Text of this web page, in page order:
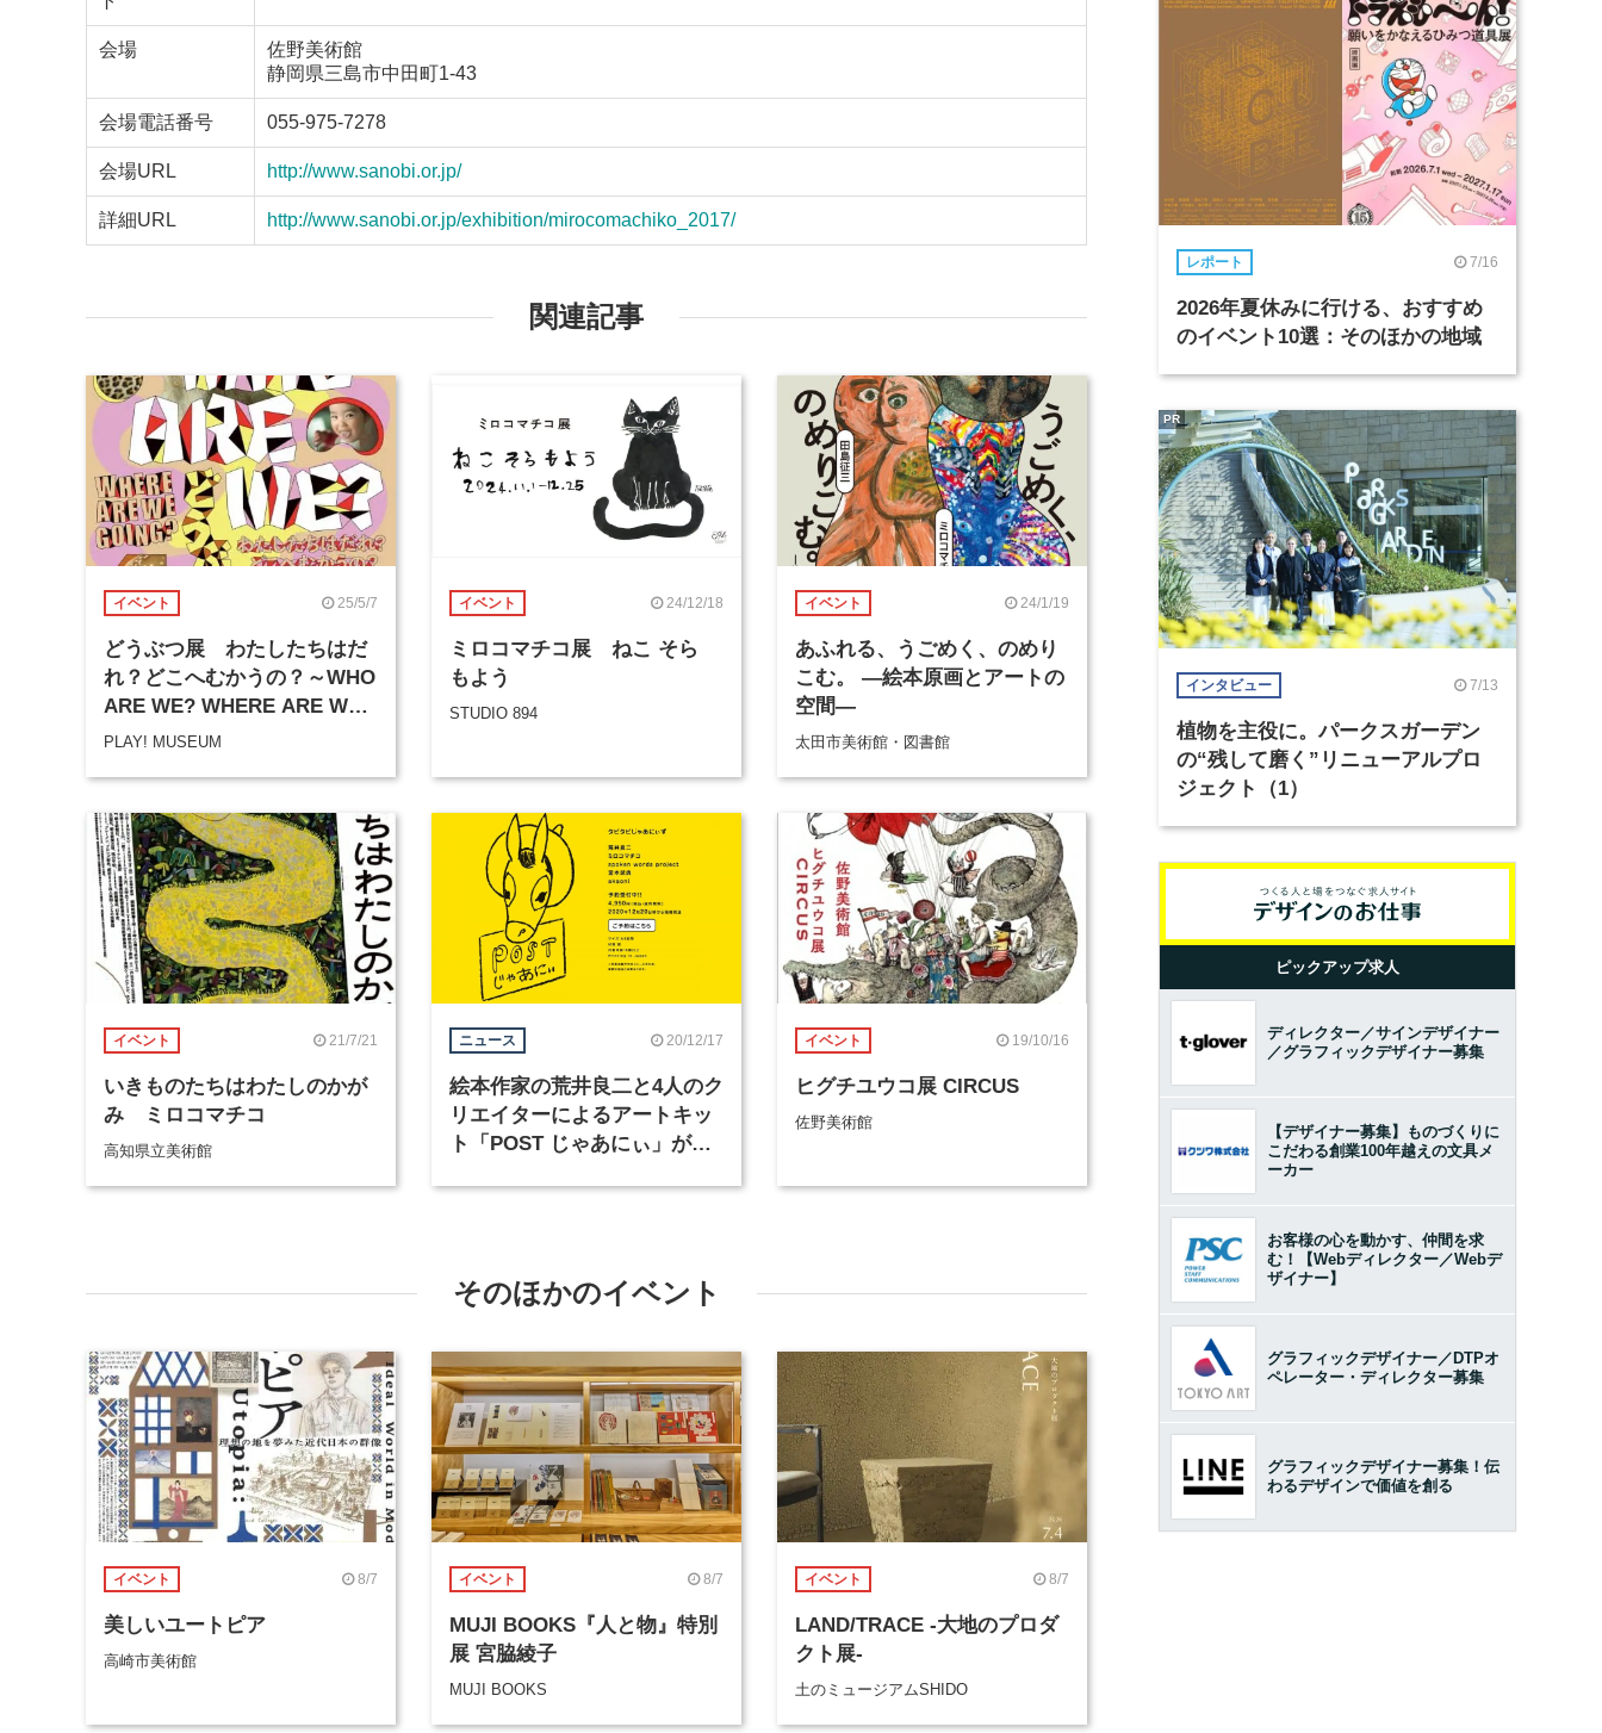
会場
佐野美術館
静岡県三島市中田町1-43
会場電話番号 055-975-7278
会場URL http://www.sanobi.or.jp/
詳細URL http://www.sanobi.or.jp/exhibition/mirocomachiko_2017/
関連記事
イベント 25/5/7
どうぶつ展 わたしたちはだ
れ？どこへむかうの？～WHO
ARE WE? WHERE ARE WE
GOING?
PLAY! MUSEUM
イベント 24/12/18
ミロコマチコ展 ねこ そら
もよう
STUDIO 894
イベント 24/1/19
あふれる、うごめく、のめり
こむ。 ―絵本原画とアートの
空間―
太田市美術館・図書館
イベント 21/7/21
いきものたちはわたしのかが
み ミロコマチコ
高知県立美術館
ニュース 20/12/17
絵本作家の荒井良二と4人のク
リエイターによるアートキッ
ト「POST じゃあにぃ」が発
イベント 19/10/16
ヒグチユウコ展 CIRCUS
佐野美術館
そのほかのイベント
イベント 8/7
美しいユートピア
高崎市美術館
イベント 8/7
MUJI BOOKS『人と物』特別
展 宮脇綾子
MUJI BOOKS
イベント 8/7
LAND/TRACE -大地のプロダ
クト展-
土のミュージアムSHIDO
レポート 7/16
2026年夏休みに行ける、おすすめ
のイベント10選：そのほかの地域
インタビュー 7/13
植物を主役に。パークスガーデン
の“残して磨く”リニューアルプロ
ジェクト（1）
PR
ピックアップ求人
ディレクター／サインデザイナー
／グラフィックデザイナー募集
【デザイナー募集】ものづくりに
こだわる創業100年越えの文具メ
ーカー
お客様の心を動かす、仲間を求
む！【Webディレクター／Webデ
ザイナー】
グラフィックデザイナー／DTPオ
ペレーター・ディレクター募集
グラフィックデザイナー募集！伝
わるデザインで価値を創る